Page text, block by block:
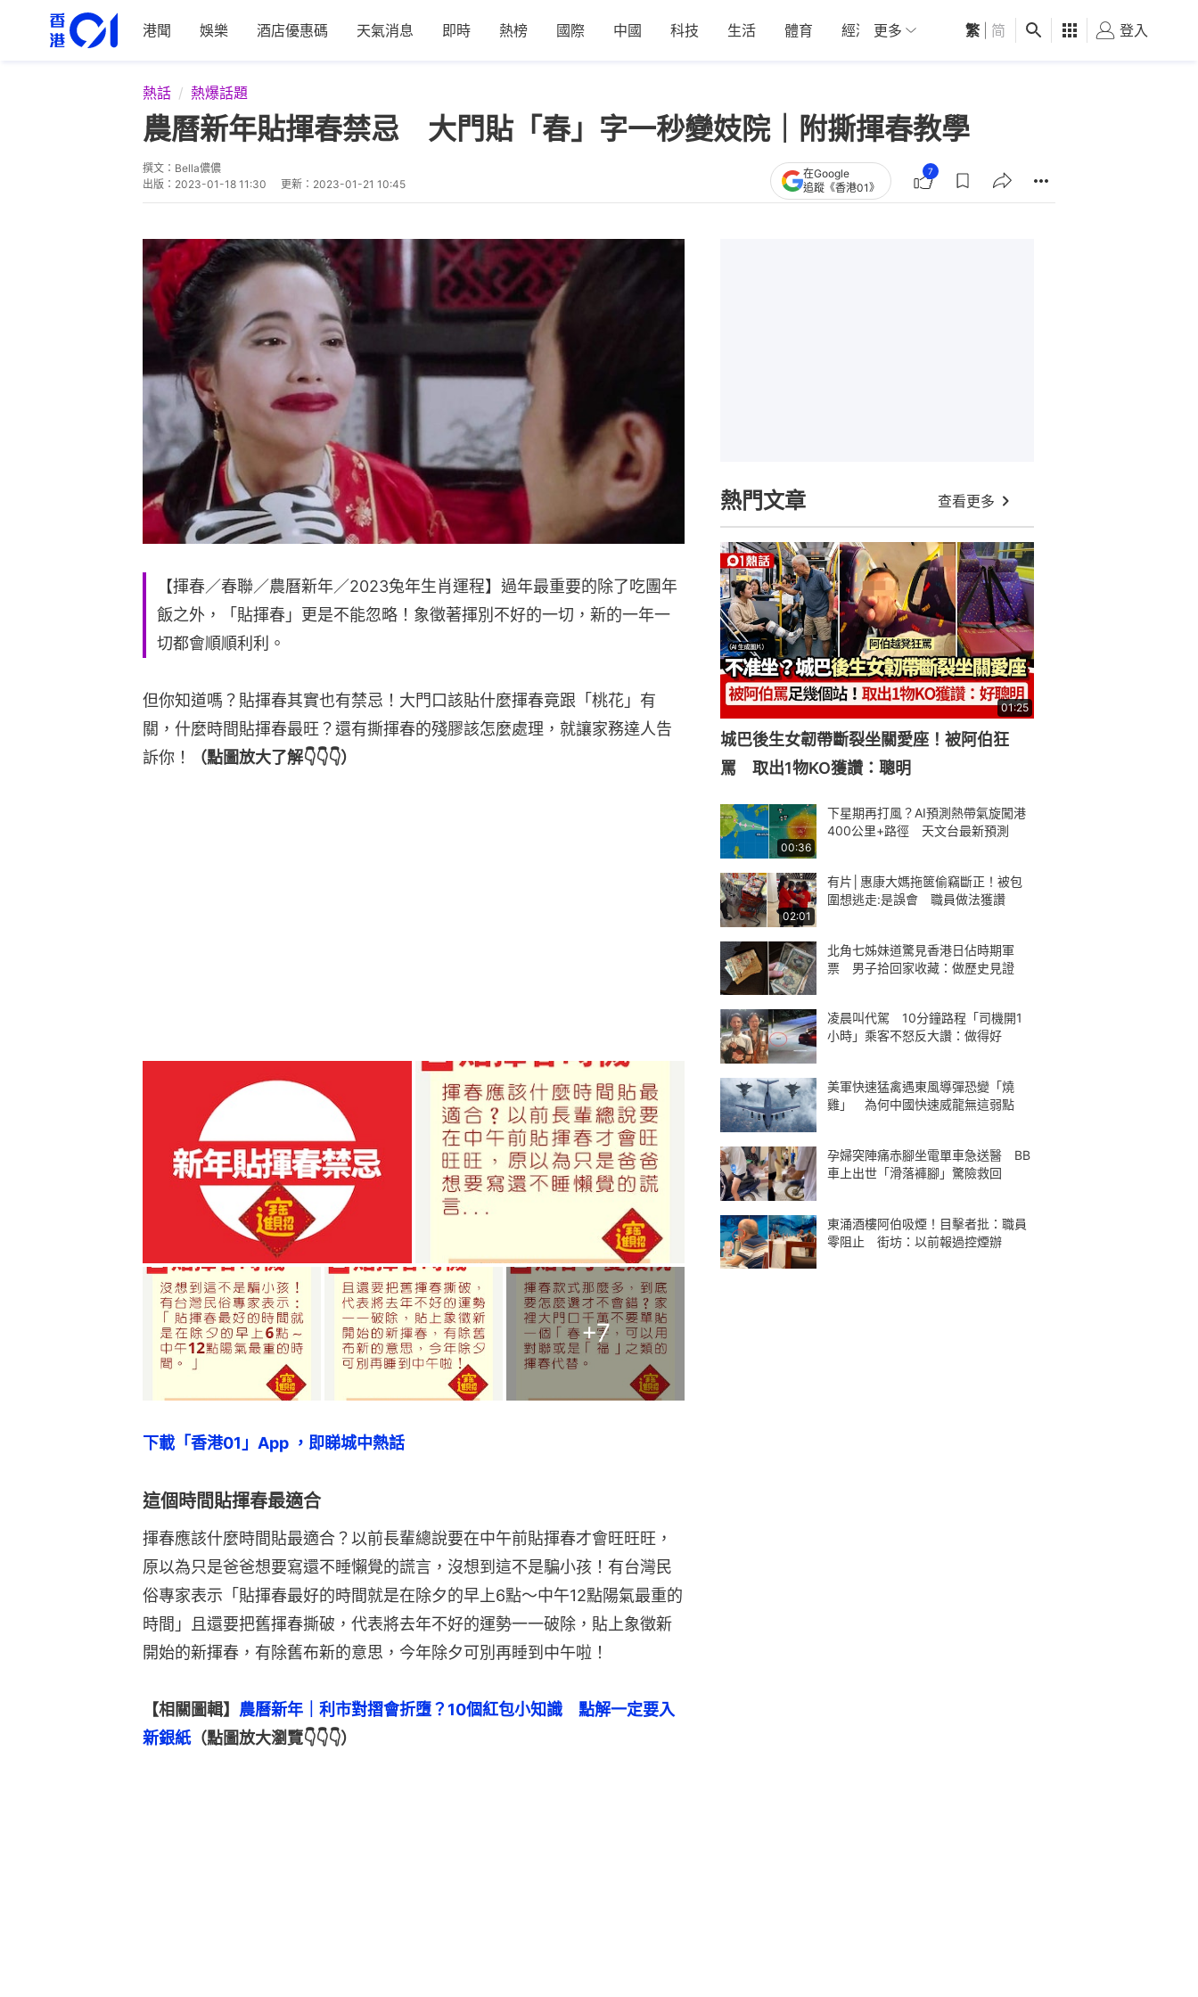
港聞 娛樂 酒店優惠碼 天氣消息 即時 熱榜 國際 中國 科技 生活 體育 經濟 01深圳 觀點 健康 好食玩飛
更多 繁 简 登入
熱話 熱爆話題
農曆新年貼揮春禁忌 大門貼「春」字一秒變妓院｜附撕揮春教學
撰文： Bella儂儂
出版： 2023-01-18 11:30 更新： 2023-01-21 10:45
在Google
追蹤《香港01》
7
【揮春／春聯／農曆新年／2023兔年生肖運程】過年最重要的除了吃團年
飯之外，「貼揮春」更是不能忽略！象徵著揮別不好的一切，新的一年一
切都會順順利利。
但你知道嗎？貼揮春其實也有禁忌！大門口該貼什麼揮春竟跟「桃花」有
關，什麼時間貼揮春最旺？還有撕揮春的殘膠該怎麼處理，就讓家務達人告
訴你！
（點圖放大了解👇👇👇）
+7
下載「香港01」App ，即睇城中熱話
這個時間貼揮春最適合
揮春應該什麼時間貼最適合？以前長輩總說要在中午前貼揮春才會旺旺旺，
原以為只是爸爸想要寫還不睡懶覺的謊言，沒想到這不是騙小孩！有台灣民
俗專家表示「貼揮春最好的時間就是在除夕的早上6點～中午12點陽氣最重的
時間」且還要把舊揮春撕破，代表將去年不好的運勢一一破除，貼上象徵新
開始的新揮春，有除舊布新的意思，今年除夕可別再睡到中午啦！
【相關圖輯】 農曆新年｜利市對摺會折墮？10個紅包小知識　點解一定要入
新銀紙（點圖放大瀏覽👇👇👇）
熱門文章 查看更多
01:25
城巴後生女韌帶斷裂坐關愛座！被阿伯狂
罵 取出1物KO獲讚：聰明
00:36
下星期再打風？AI預測熱帶氣旋闖港
400公里+路徑 天文台最新預測
02:01
有片│惠康大媽拖篋偷竊斷正！被包
圍想逃走:是誤會 職員做法獲讚
北角七姊妹道驚見香港日佔時期軍
票 男子拾回家收藏：做歷史見證
凌晨叫代駕 10分鐘路程「司機開1
小時」乘客不怒反大讚：做得好
美軍快速猛禽遇東風導彈恐變「燒
雞」 為何中國快速威龍無這弱點
孕婦突陣痛赤腳坐電單車急送醫 BB
車上出世「滑落褲腳」驚險救回
東涌酒樓阿伯吸煙！目擊者批：職員
零阻止 街坊：以前報過控煙辦